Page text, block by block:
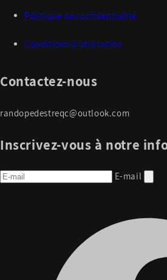
Politique de confidentialité
Conditions d'utilisation
Contactez-nous
randopedestreqc@outlook.com
Inscrivez-vous à notre
E-mail